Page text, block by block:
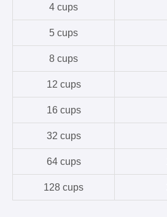
4 cups
5 cups
8 cups
12 cups
16 cups
32 cups
64 cups
128 cups